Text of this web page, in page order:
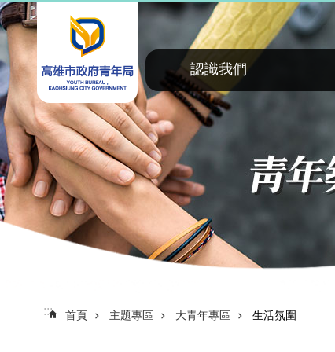
跳到主要內容區塊
認識我們
::: 首頁 主題專區 大青年專區 生活氛圍